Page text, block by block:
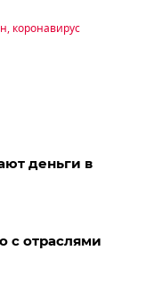
, коронавирус
деньги в
с отраслями